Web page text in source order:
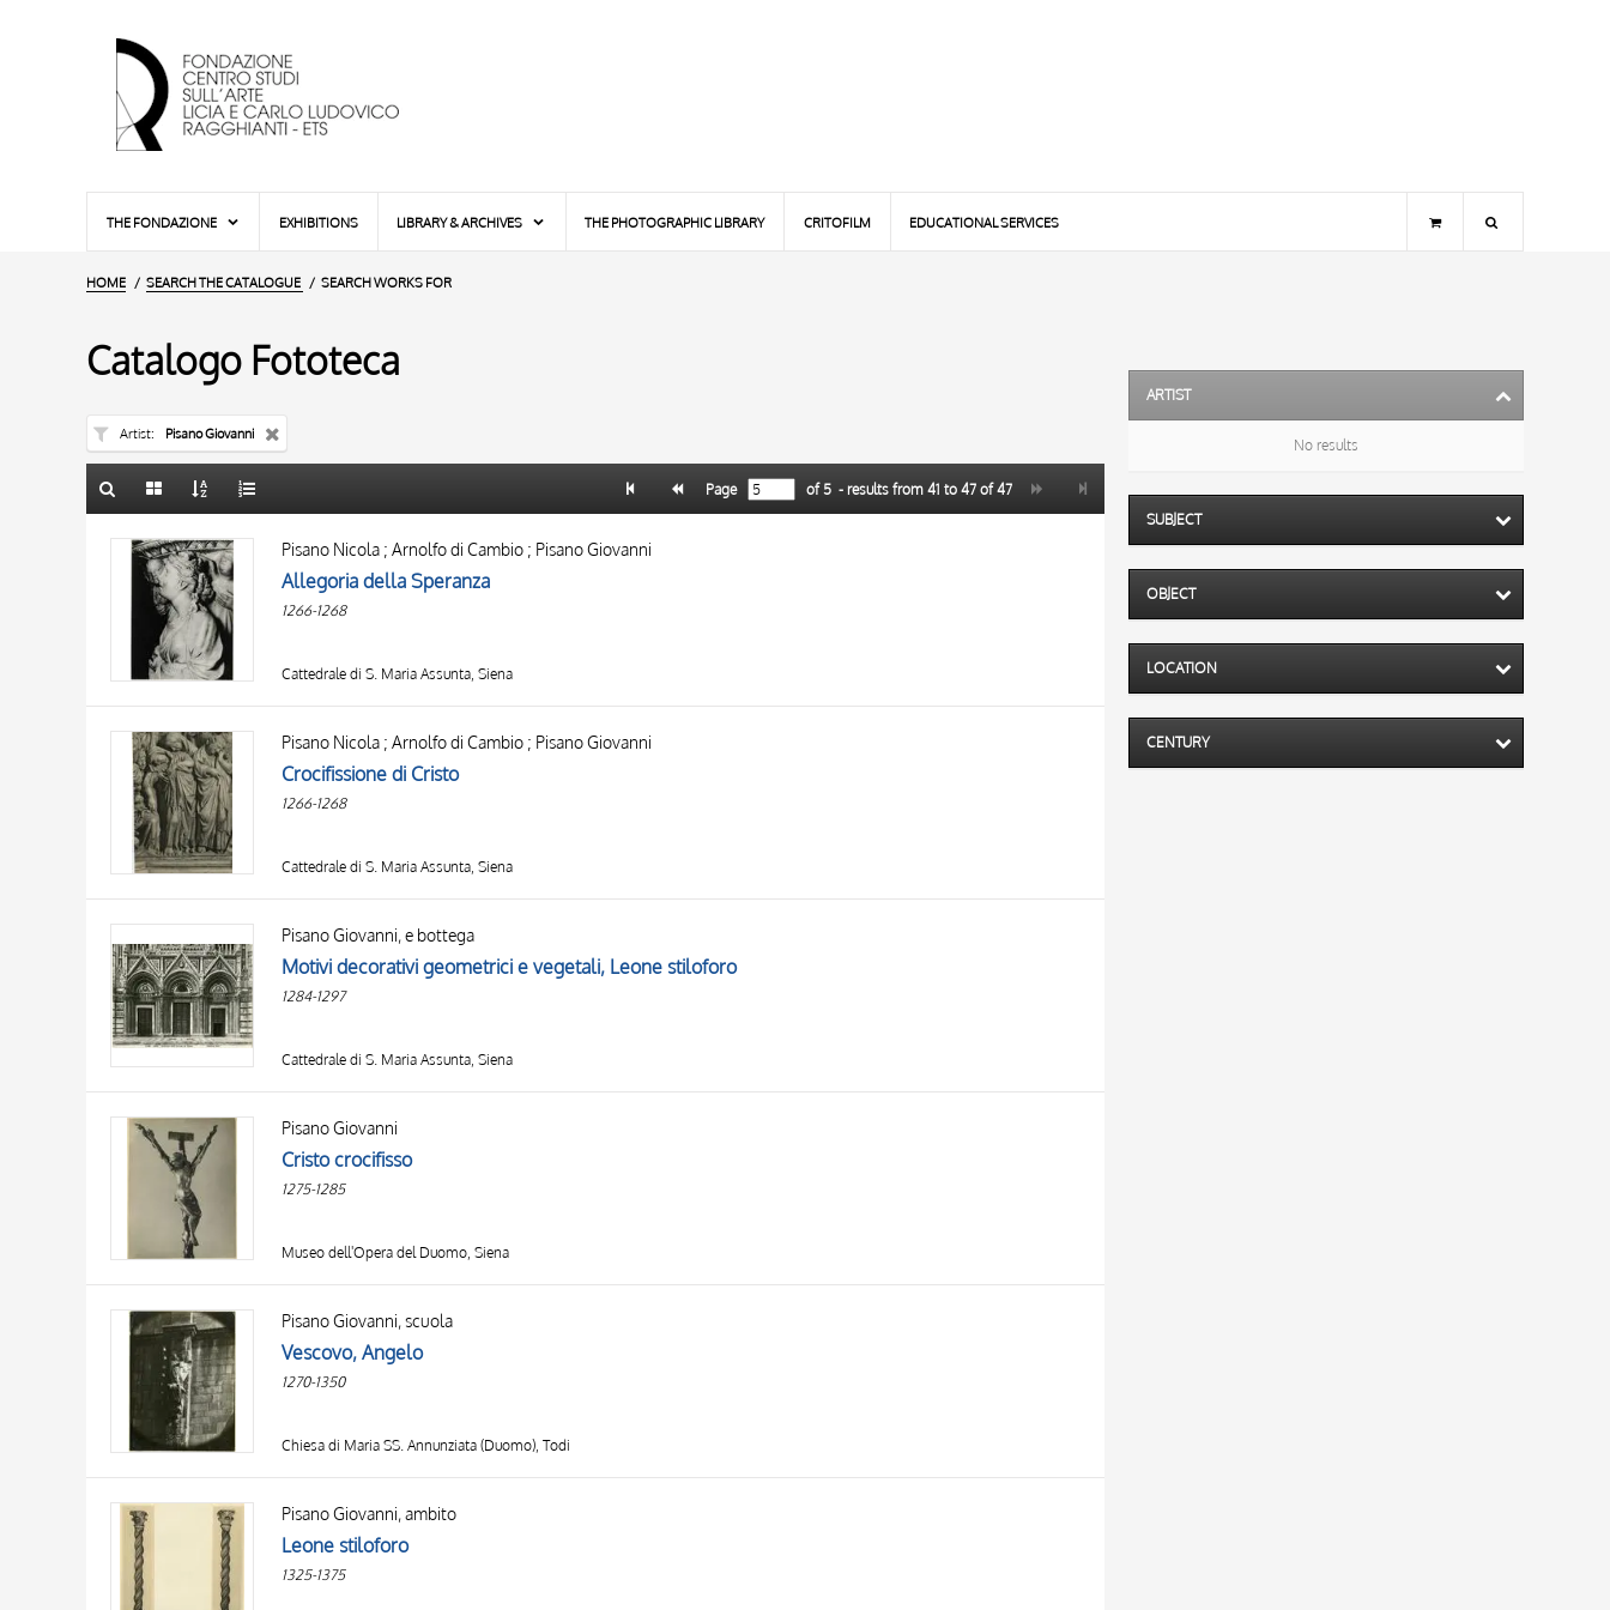
THE FONDAZIONE EXHIBITIONS LIBRARY & ARCHIVES THE PHOTOGRAPHIC LIBRARY CRITOFILM EDUCATIONAL SERVICES
HOME SEARCH THE CATALOGUE SEARCH WORKS FOR
Catalogo Fototeca
Artist Pisano Giovanni
AUTHOR
OBJECT
LOCATION
DATE
10 RESULTS
20 RESULTS
Page of5 - results from 41 to 47of47
Pisano Nicola ; Arnolfo di Cambio ; Pisano Giovanni
Allegoria della Speranza
1266-1268
Cattedrale di S. Maria Assunta, Siena
Pisano Nicola ; Arnolfo di Cambio ; Pisano Giovanni
Crocifissione di Cristo
1266-1268
Cattedrale di S. Maria Assunta, Siena
Pisano Giovanni, e bottega
Motivi decorativi geometrici e vegetali, Leone stiloforo
1284-1297
Cattedrale di S. Maria Assunta, Siena
Pisano Giovanni
Cristo crocifisso
1275-1285
Museo dell'Opera del Duomo, Siena
Pisano Giovanni, scuola
Vescovo, Angelo
1270-1350
Chiesa di Maria SS. Annunziata (Duomo), Todi
Pisano Giovanni, ambito
Leone stiloforo
1325-1375
ARTIST
No results
SUBJECT
OBJECT
LOCATION
CENTURY